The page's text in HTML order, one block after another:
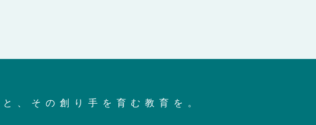
、その創り手を育む教育を。